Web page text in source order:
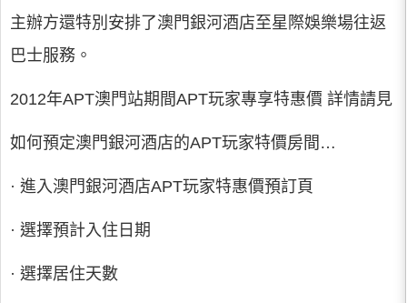
主辦方還特別安排了澳門銀河酒店至星際娛樂場往返
巴士服務。
2012年APT澳門站期間APT玩家專享特惠價 詳情請見
如何預定澳門銀河酒店的APT玩家特價房間…
· 進入澳門銀河酒店APT玩家特惠價預訂頁
· 選擇預計入住日期
· 選擇居住天數